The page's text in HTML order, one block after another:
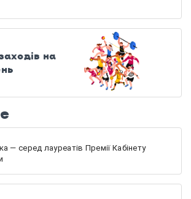
на
— серед лауреатів Премії Кабінету